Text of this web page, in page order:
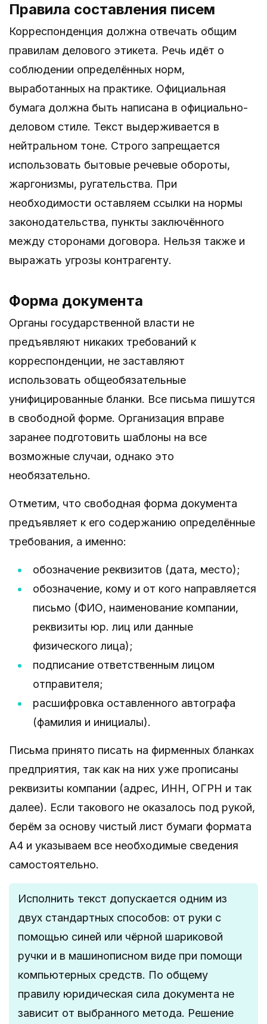
Правила составления писем
Корреспонденция должна отвечать общим
правилам делового этикета. Речь идёт о
соблюдении определённых норм,
выработанных на практике. Официальная
бумага должна быть написана в официально-
деловом стиле. Текст выдерживается в
нейтральном тоне. Строго запрещается
использовать бытовые речевые обороты,
жаргонизмы, ругательства. При
необходимости оставляем ссылки на нормы
законодательства, пункты заключённого
между сторонами договора. Нельзя также и
выражать угрозы контрагенту.
Форма документа
Органы государственной власти не
предъявляют никаких требований к
корреспонденции, не заставляют
использовать общеобязательные
унифицированные бланки. Все письма пишутся
в свободной форме. Организация вправе
заранее подготовить шаблоны на все
возможные случаи, однако это
необязательно.
Отметим, что свободная форма документа
предъявляет к его содержанию определённые
требования, а именно:
обозначение реквизитов (дата, место);
обозначение, кому и от кого направляется
письмо (ФИО, наименование компании,
реквизиты юр. лиц или данные
физического лица);
подписание ответственным лицом
отправителя;
расшифровка оставленного автографа
(фамилия и инициалы).
Письма принято писать на фирменных бланках
предприятия, так как на них уже прописаны
реквизиты компании (адрес, ИНН, ОГРН и так
далее). Если такового не оказалось под рукой,
берём за основу чистый лист бумаги формата
А4 и указываем все необходимые сведения
самостоятельно.
Исполнить текст допускается одним из
двух стандартных способов: от руки с
помощью синей или чёрной шариковой
ручки и в машинописном виде при помощи
компьютерных средств. По общему
правилу юридическая сила документа не
зависит от выбранного метода. Решение